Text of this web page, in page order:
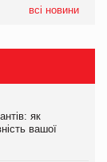
всі новини
як
вашої